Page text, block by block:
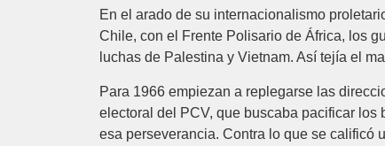
En el arado de su internacionalismo
Chile, con el Frente Polisario de África, los
luchas de Palestina y Vietnam. Así tejía el
Para 1966 empiezan a replegarse las
electoral del PCV, que buscaba pacificar
esa perseverancia. Contra lo que se calificó